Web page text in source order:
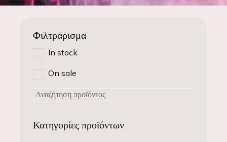
Φιλτράρισμα
In stock
On sale
Κατηγορίες προϊόντων